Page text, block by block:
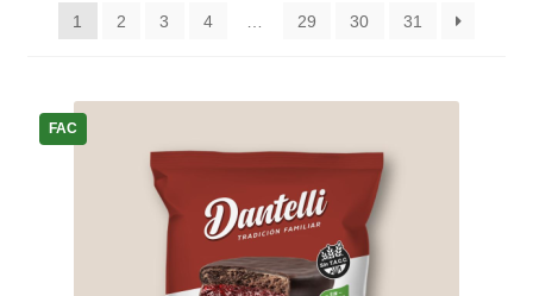
Receso de verano
Retirando en Roca Negra
Sobre el Portal
Sugerencias y consultas
1 2 3 4 29 30 31
FAC